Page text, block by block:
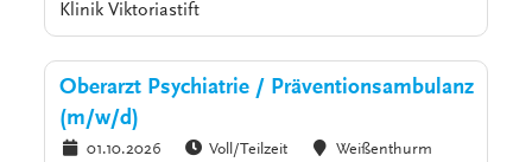
Klinik Viktoriastift
Oberarzt Psychiatrie / Präventionsambulanz
(m/w/d)
01.10.2026 Voll/Teilzeit
Weißenthurm